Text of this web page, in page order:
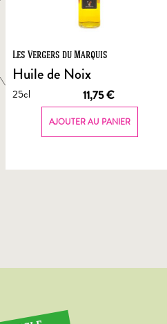
Les Vergers du Marquis
Huile de Noix
25cl 11,75€
AJOUTER AU PANIER